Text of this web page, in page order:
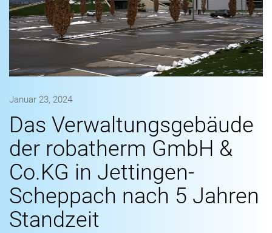
Januar 23, 2024
Das Verwaltungsgebäude
der robatherm GmbH &
Co.KG in Jettingen-
Scheppach nach 5 Jahren
Standzeit